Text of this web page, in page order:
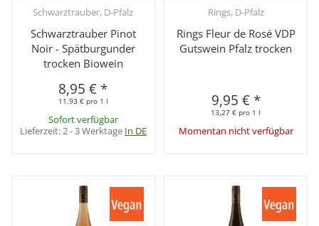
Schwarztrauber, D-Pfalz
Schwarztrauber Pinot
Noir - Spätburgunder
trocken Biowein
8,95 € *
11,93 € pro 1 l
Sofort verfügbar
Lieferzeit: 2 - 3 Werktage In DE
Rings, D-Pfalz
Rings Fleur de Rosé VDP
Gutswein Pfalz trocken
9,95 € *
13,27 € pro 1 l
Momentan nicht verfügbar